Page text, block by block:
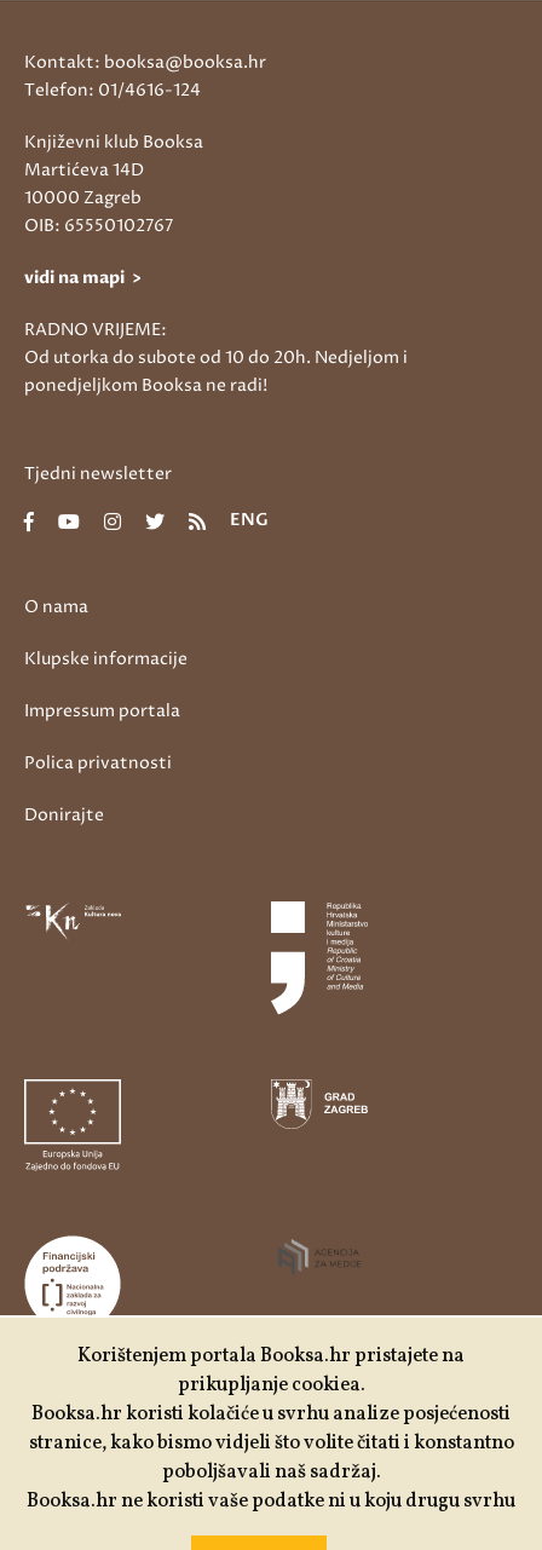
Udruga Kulturtreger je korisnik institucionalne podrške
Nacionalne zaklade za razvoj civilnoga društva za
stabilizaciju i/ili razvoj udruge u području demokratizacije i
društvenog razvoja.
O nama
Klupske informacije
Impressum portala
Polica privatnosti
Donirajte
Kontakt: booksa@booksa.hr
Telefon: 01/4616-124
Književni klub Booksa
Martićeva 14D
10000 Zagreb
OIB: 65550102767
vidi na mapi >
RADNO VRIJEME:
Od utorka do subote od 10 do 20h. Nedjeljom i
ponedjeljkom Booksa ne radi!
Tjedni newsletter
ENG
Korištenjem portala Booksa.hr pristajete na
prikupljanje cookiea.
Booksa.hr koristi kolačiće u svrhu analize posjećenosti
stranice, kako bismo vidjeli što volite čitati i konstantno
poboljšavali naš sadržaj.
Booksa.hr ne koristi vaše podatke ni u koju drugu svrhu